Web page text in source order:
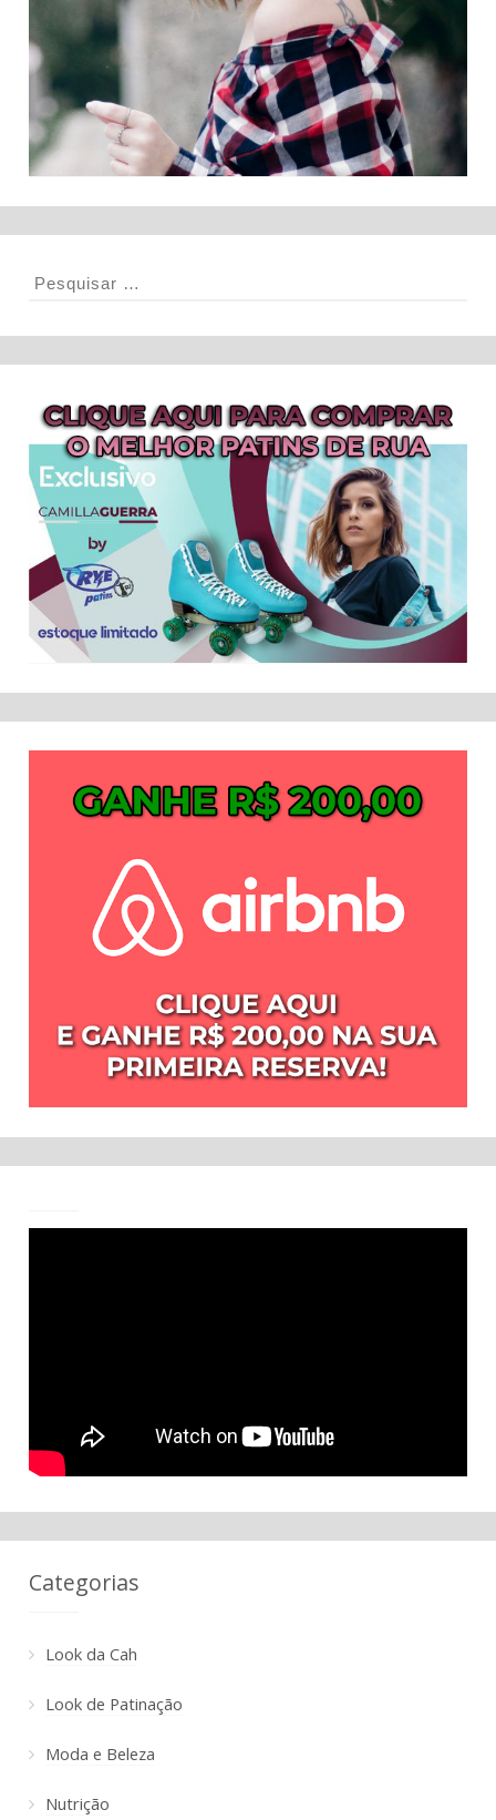
Categorias
Look da Cah
Look de Patinação
Moda e Beleza
Nutrição